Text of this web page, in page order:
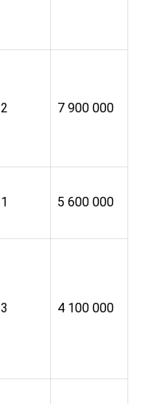
2 7 900 000
1 5 600 000
3 4 100 000